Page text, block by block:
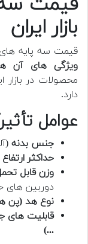
بازار ایران
قیمت سه پایه
ویژگی های آن
محصولات در بازار
دارد.
عوامل
جنس بدنه
حداکثر
وزن قابل
دوربین های
نوع هد (پن
قابلیت های
...)